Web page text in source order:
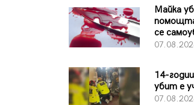
Майка
се
14-
убит е